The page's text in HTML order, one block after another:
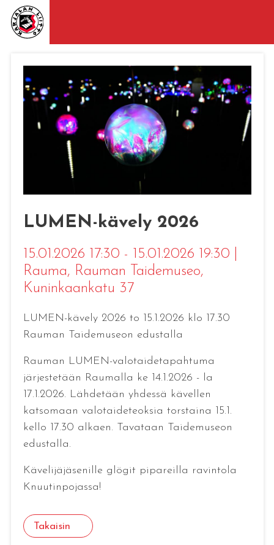
LUMEN-kävely 2026
15.01.2026 17:30 - 15.01.2026 19:30
Rauma, Rauman Taidemuseo,
Kuninkaankatu 37
LUMEN-kävely 2026 to 15.1.2026 klo 17.30
Rauman Taidemuseon edustalla
Rauman LUMEN-valotaidetapahtuma
järjestetään Raumalla ke 14.1.2026 - la
17.1.2026. Lähdetään yhdessä kävellen
katsomaan valotaideteoksia torstaina 15.1.
kello 17.30 alkaen. Tavataan Taidemuseon
edustalla.
Kävelijäjäsenille glögit pipareilla ravintola
Knuutinpojassa!
Takaisin